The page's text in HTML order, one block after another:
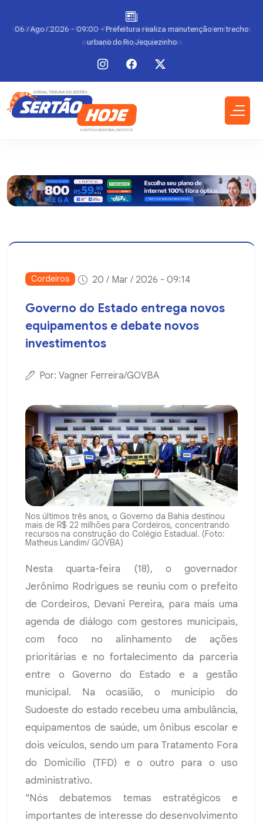
06 / Ago / 2026 - 09:00 - Prefeitura realiza manutenção em trecho
urbano do Rio Jequiezinho
Cordeiros 20 / Mar / 2026 - 09:14
Governo do Estado entrega novos
equipamentos e debate novos
investimentos
Por: Vagner Ferreira/GOVBA
Nos últimos três anos, o Governo da Bahia destinou
mais de R$ 22 milhões para Cordeiros, concentrando
recursos na construção do Colégio Estadual. (Foto:
Matheus Landim/ GOVBA)
Nesta quarta-feira (18), o governador
Jerônimo Rodrigues se reuniu com o prefeito
de Cordeiros, Devani Pereira, para mais uma
agenda de diálogo com gestores municipais,
com foco no alinhamento de ações
prioritárias e no fortalecimento da parceria
entre o Governo do Estado e a gestão
municipal. Na ocasião, o município do
Sudoeste do estado recebeu uma ambulância,
equipamentos de saúde, um ônibus escolar e
dois veículos, sendo um para Tratamento Fora
do Domicílio (TFD) e o outro para o uso
administrativo.
"Nós debatemos temas estratégicos e
importantes de interesse do desenvolvimento